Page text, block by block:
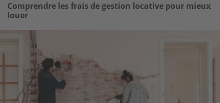
Comprendre les frais de gestion locative pour mieux
louer